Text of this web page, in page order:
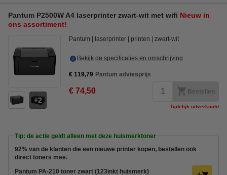
Pantum P2500W A4 laserprinter zwart-wit met wifi Nieuw in
ons assortiment!
2
Pantum laserprinter printen zwart-wit
Bekijk de specificaties en omschrijving
€ 119,79 Pantum adviesprijs
€ 74,50 Bestellen
Tijdelijk uitverkocht
Tip: de actie geldt alleen met deze huismerktoner
92% van de klanten die een nieuwe printer kopen, bestellen ook
direct toners mee.
Pantum PA-210 toner zwart (123inkt huismerk)